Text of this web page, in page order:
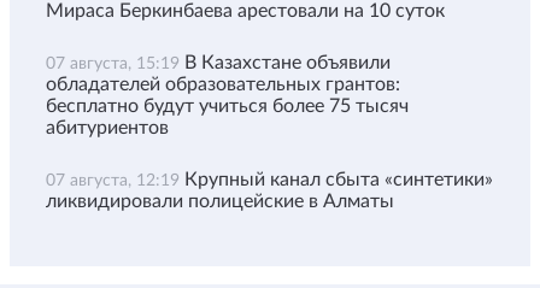
Мираса Беркинбаева арестовали на 10 суток
07 августа, 15:19 В Казахстане объявили
обладателей образовательных грантов:
бесплатно будут учиться более 75 тысяч
абитуриентов
07 августа, 12:19 Крупный канал сбыта «синтетики»
ликвидировали полицейские в Алматы